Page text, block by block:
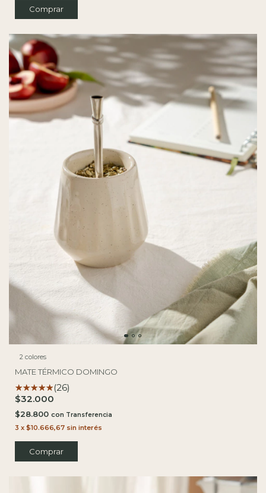
Comprar
2 colores
MATE TÉRMICO DOMINGO
(26)
$32.000
$28.800 con
3 x $10.666,67 sin interés
Comprar